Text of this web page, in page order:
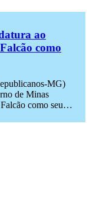
ao
como
MG)
de Minas
como seu…